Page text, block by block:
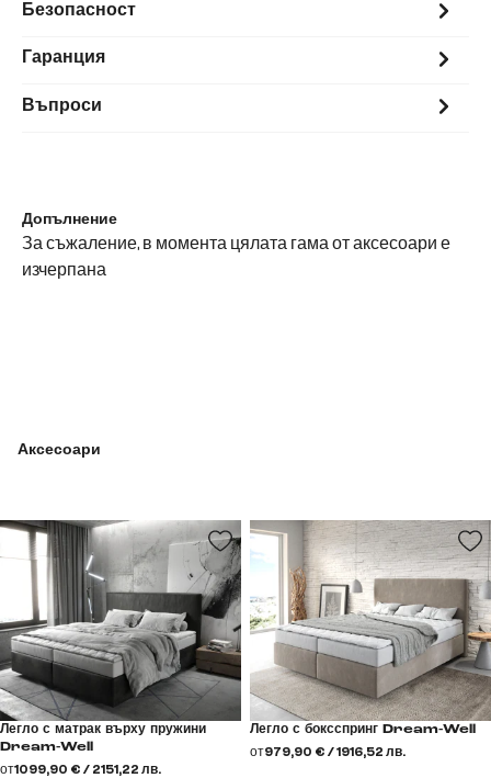
Безопасност
Гаранция
Въпроси
Допълнение
За съжаление, в момента цялата гама от аксесоари е
изчерпана
Аксесоари
Легло с матрак върху пружини
Dream-Well
от1099,90 € / 2151,22 лв.
Легло с боксспринг Dream-Well
от979,90 € / 1916,52 лв.